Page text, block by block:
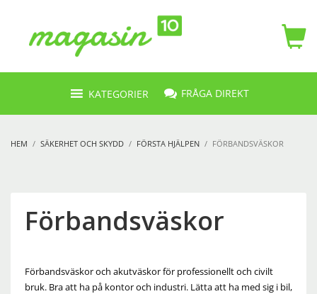
KATEGORIER FRÅGA DIREKT
HEM SÄKERHET OCH SKYDD FÖRSTA HJÄLPEN FÖRBANDSVÄSKOR
Förbandsväskor
Förbandsväskor och akutväskor för professionellt och civilt
bruk. Bra att ha på kontor och industri. Lätta att ha med sig i bil,